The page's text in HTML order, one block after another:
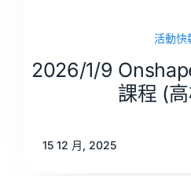
活動快
2026/1/9
課程 (
15 12 月, 2025